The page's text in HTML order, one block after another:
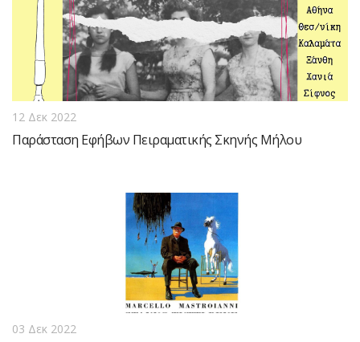
12 Δεκ 2022
Παράσταση Εφήβων Πειραματικής Σκηνής Μήλου
03 Δεκ 2022